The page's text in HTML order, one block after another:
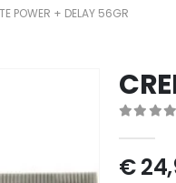
POWER + DELAY 56GR
€